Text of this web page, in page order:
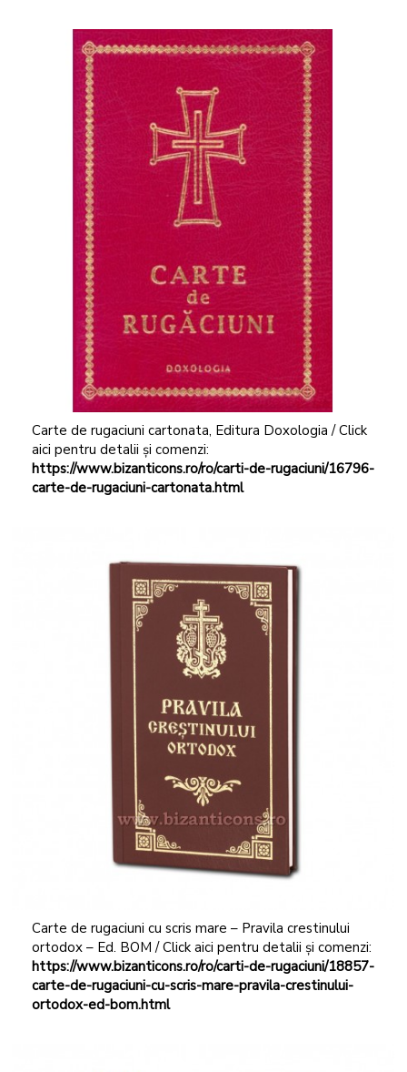
Carte de rugaciuni cartonata, Editura Doxologia / Click
aici pentru detalii și comenzi:
https://www.bizanticons.ro/ro/carti-de-rugaciuni/16796-
carte-de-rugaciuni-cartonata.html
Carte de rugaciuni cu scris mare – Pravila crestinului
ortodox – Ed. BOM / Click aici pentru detalii și comenzi:
https://www.bizanticons.ro/ro/carti-de-rugaciuni/18857-
carte-de-rugaciuni-cu-scris-mare-pravila-crestinului-
ortodox-ed-bom.html